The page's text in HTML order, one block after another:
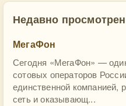
Недавно
МегаФон
Сегодня «МегаФон» —
сотовых операторов
единственной компанией,
сеть и оказывающ...